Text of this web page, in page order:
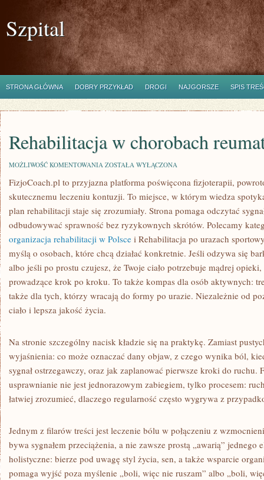
Szpital
STRONA GŁÓWNA DOBRY PRZYKŁAD DROGI NAJGORSZE SPIS
Rehabilitacja w chorobach
MOŻLIWOŚĆ KOMENTOWANIA REHABILITACJA
CHOROBACH
ZOSTAŁA WYŁĄCZONA
FizjoCoach.pl to przyjazna platforma poświęcona fizjoterapii,
skutecznemu leczeniu kontuzji. To miejsce, w którym wiedza
plan rehabilitacji staje się zrozumiały. Strona pomaga odczytać
odbudowywać sprawność bez ryzykownych skrótów. Polecamy
organizacja rehabilitacji w Polsce i Rehabilitacja po urazach
myślą o osobach, które chcą działać konkretnie. Jeśli odzywa się
albo jeśli po prostu czujesz, że Twoje ciało potrzebuje mądrej
prowadzące krok po kroku. To także kompas dla osób aktywnych:
także dla tych, którzy wracają do formy po urazie. Niezależnie od
ciało i lepsza jakość życia.
Na stronie szczególny nacisk kładzie się na praktykę. Zamiast
wyjaśnienia: co może oznaczać dany objaw, z czego wynika ból,
sygnał ostrzegawczy, oraz jak zaplanować pierwsze kroki do ruchu.
usprawnianie nie jest jednorazowym zabiegiem, tylko procesem:
łatwiej zrozumieć, dlaczego regularność często wygrywa z
Jednym z filarów treści jest leczenie bólu w połączeniu z
bywa sygnałem przeciążenia, a nie zawsze prostą „awarią” jednego
holistyczne: bierze pod uwagę styl życia, sen, a także wsparcie
pomaga wyjść poza myślenie „boli, więc nie ruszam” albo „boli,